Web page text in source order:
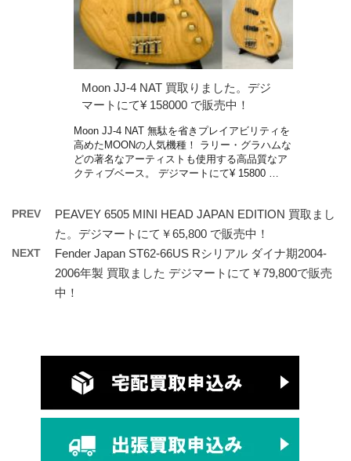
Moon JJ-4 NAT 買取りました。デジ
マートにて¥ 158000 で販売中！
Moon JJ-4 NAT 無駄を省きプレイアビリティを
高めたMOONの人気機種！ ラリー・グラハムな
どの著名なアーティストも使用する高品質なア
クティブベース。 デジマートにて¥ 15800 …
PREV
PEAVEY 6505 MINI HEAD JAPAN EDITION 買取まし
た。デジマートにて￥65,800 で販売中！
NEXT
Fender Japan ST62-66US Rシリアル ダイナ期2004-
2006年製 買取ました デジマートにて￥79,800で販売
中！